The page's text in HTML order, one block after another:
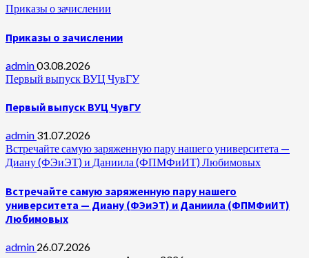
Приказы о зачислении
Приказы о зачислении
admin03.08.2026
Первый выпуск ВУЦ ЧувГУ
Первый выпуск ВУЦ ЧувГУ
admin 31.07.2026
Встречайте самую заряженную пару нашего университета —
Диану (ФЭиЭТ) и Даниила (ФПМФиИТ) Любимовых
Встречайте самую заряженную пару нашего
университета — Диану (ФЭиЭТ) и Даниила (ФПМФиИТ)
Любимовых
admin 26.07.2026